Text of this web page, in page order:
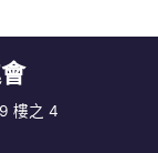
樓之 4